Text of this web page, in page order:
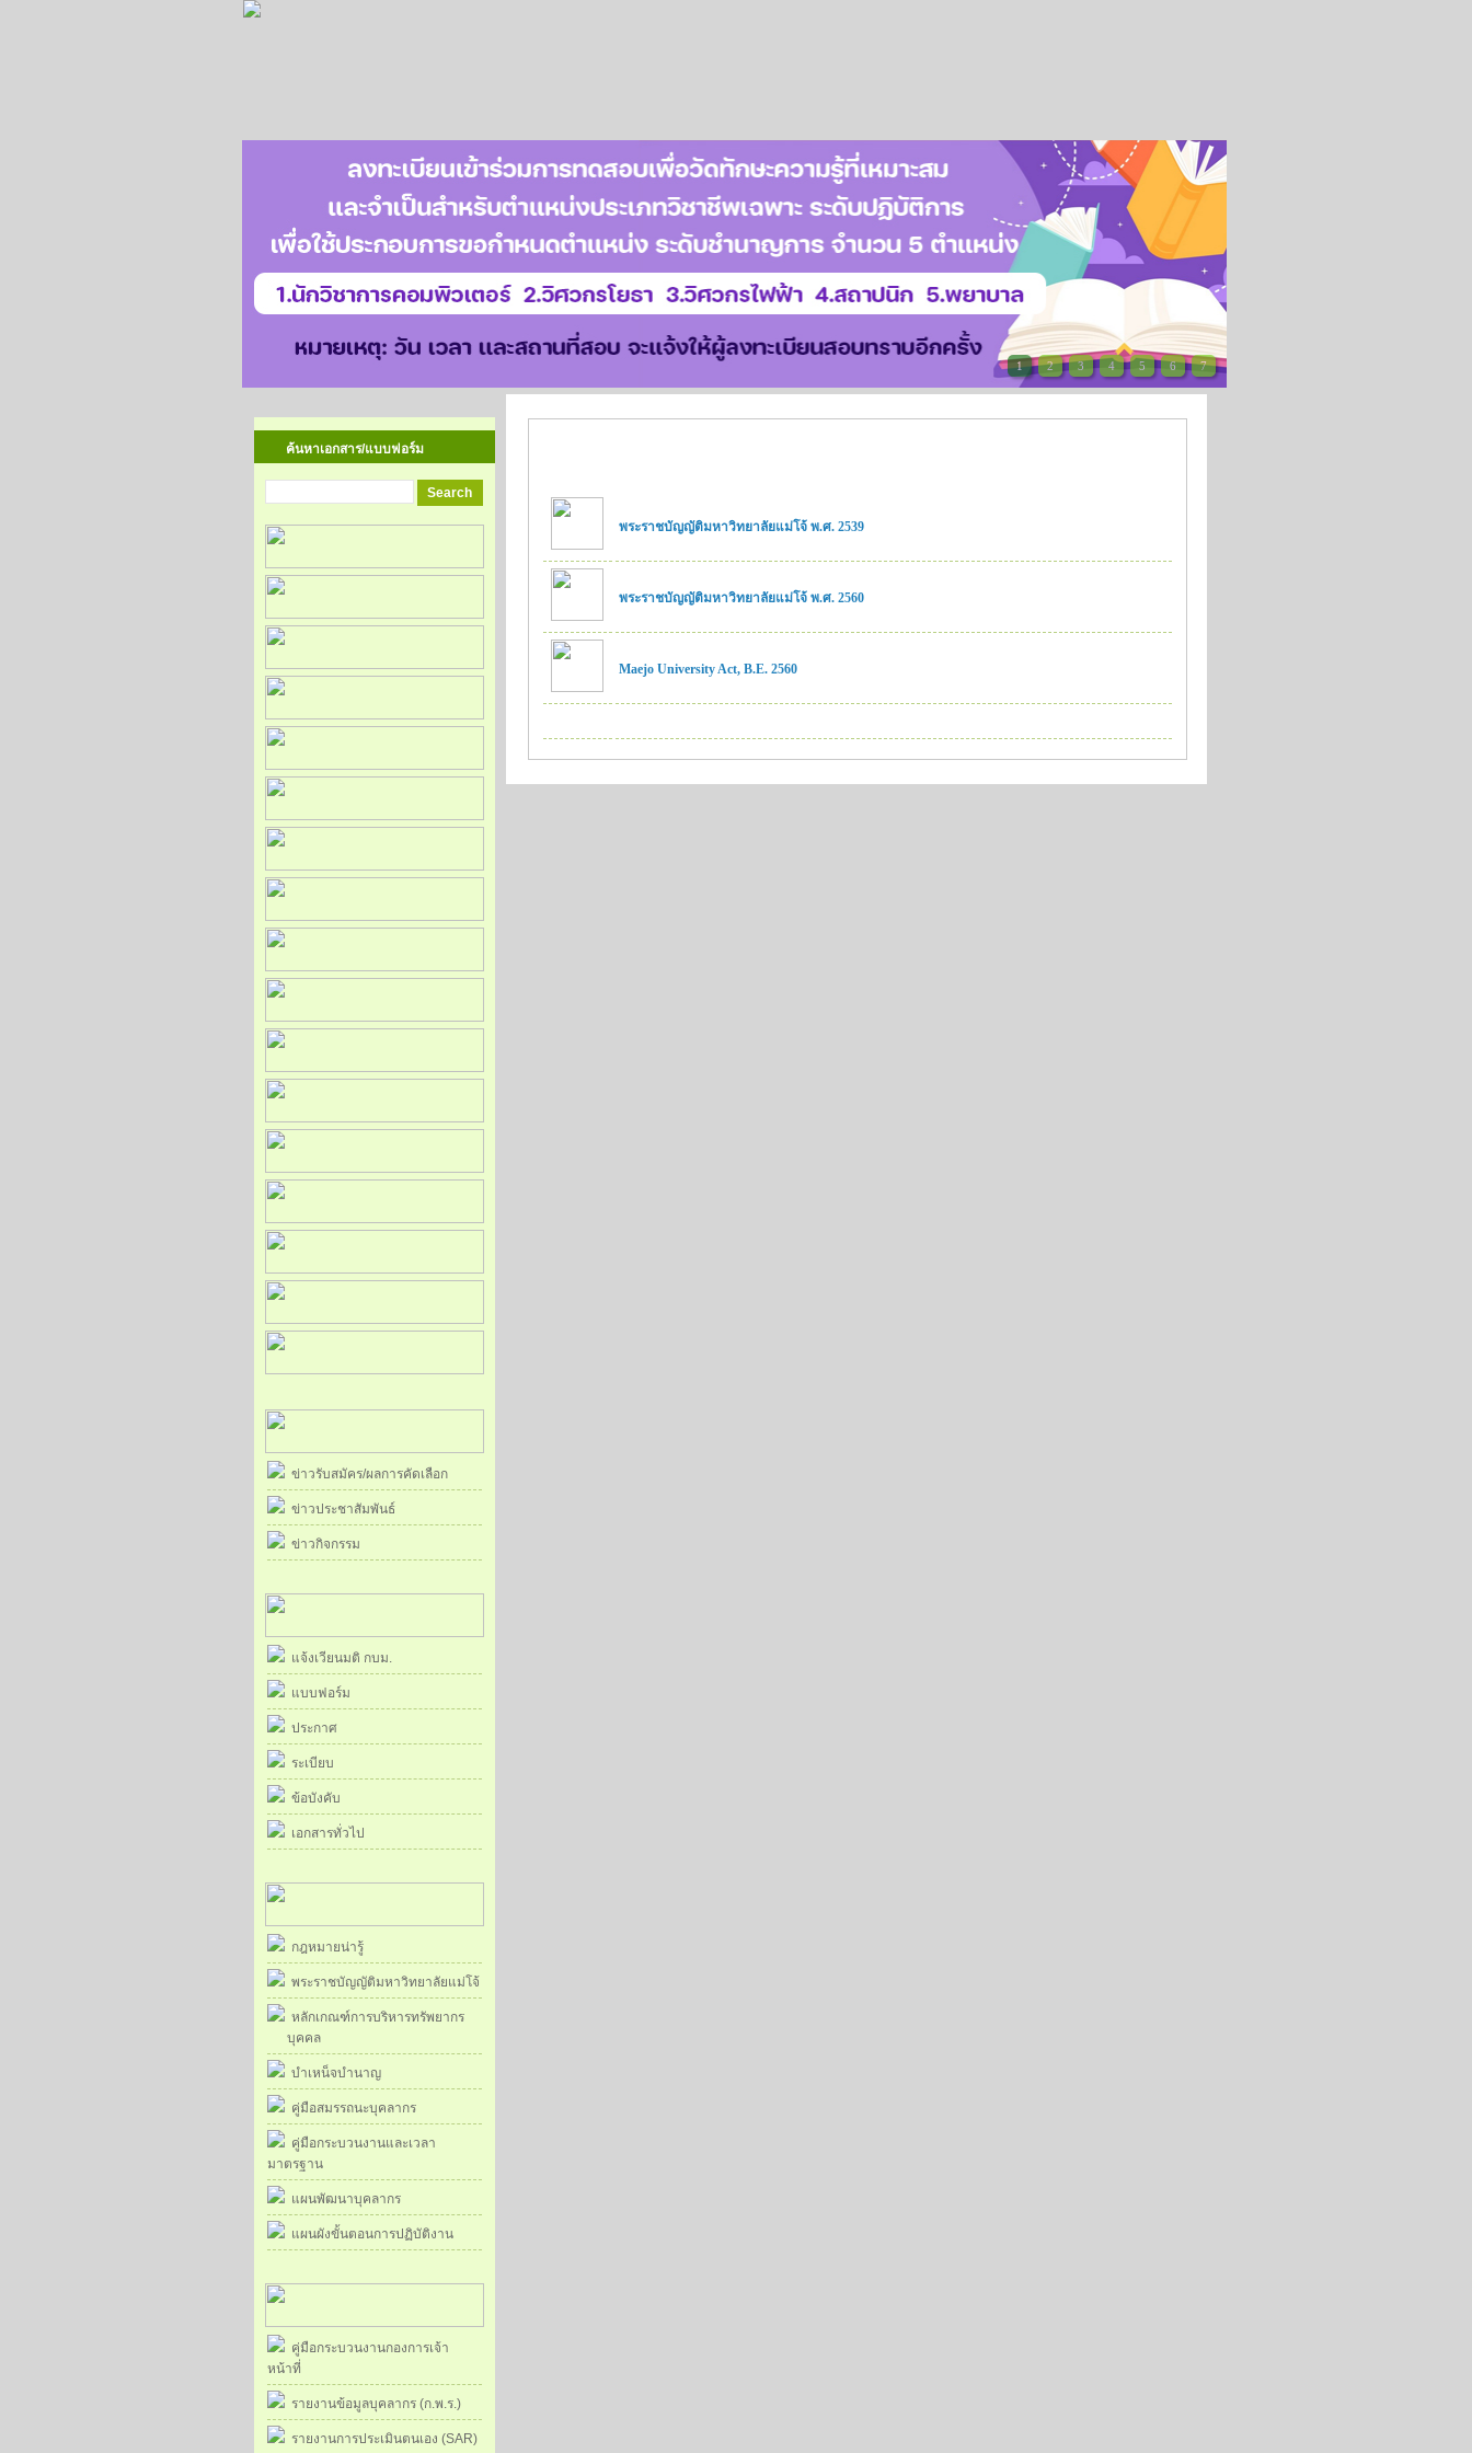
1 2 3 4 5 6 7
ค้นหาเอกสาร/แบบฟอร์ม
ข่าวรับสมัคร/ผลการคัดเลือก
ข่าวประชาสัมพันธ์
ข่าวกิจกรรม
แจ้งเวียนมติ กบม.
แบบฟอร์ม
ประกาศ
ระเบียบ
ข้อบังคับ
เอกสารทั่วไป
กฎหมายน่ารู้
พระราชบัญญัติมหาวิทยาลัยแม่โจ้
หลักเกณฑ์การบริหารทรัพยากร
บุคคล
บำเหน็จบำนาญ
คู่มือสมรรถนะบุคลากร
คู่มือกระบวนงานและเวลา
มาตรฐาน
แผนพัฒนาบุคลากร
แผนผังขั้นตอนการปฏิบัติงาน
คู่มือกระบวนงานกองการเจ้า
หน้าที่
รายงานข้อมูลบุคลากร (ก.พ.ร.)
รายงานการประเมินตนเอง (SAR)
พระราชบัญญัติมหาวิทยาลัยแม่โจ้ พ.ศ. 2539
พระราชบัญญัติมหาวิทยาลัยแม่โจ้ พ.ศ. 2560
Maejo University Act, B.E. 2560